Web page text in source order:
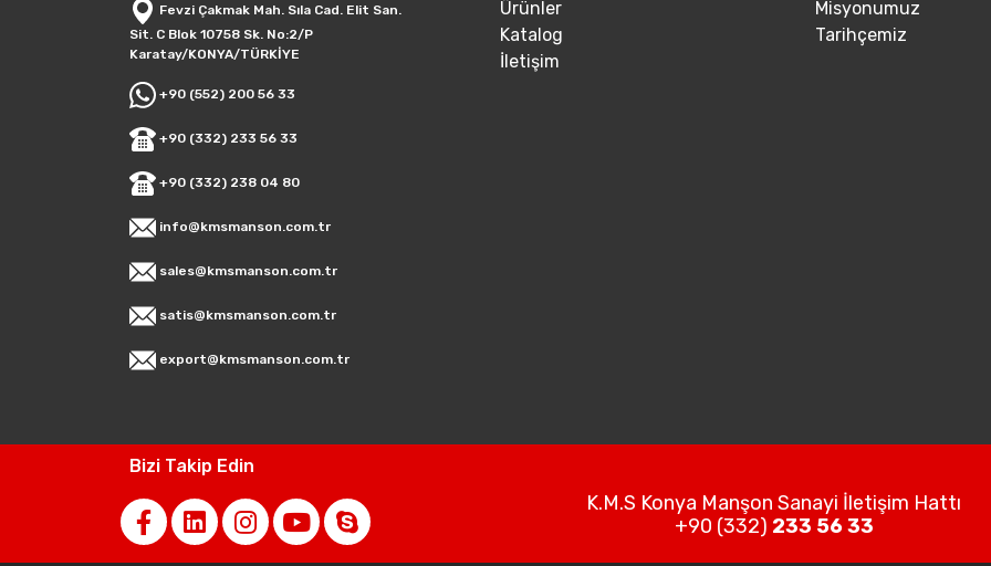
Fevzi Çakmak Mah. Sıla Cad. Elit San.
Sit. C Blok 10758 Sk. No:2/P
Karatay/KONYA/TÜRKİYE
+90 (552) 200 56 33
+90 (332) 233 56 33
+90 (332) 238 04 80
info@kmsmanson.com.tr
sales@kmsmanson.com.tr
satis@kmsmanson.com.tr
export@kmsmanson.com.tr
Ürünler
Katalog
İletişim
Misyonumuz
Tarihçemiz
Bizi Takip Edin
K.M.S Konya Manşon Sanayi İletişim Hattı
+90 (332) 233 56 33